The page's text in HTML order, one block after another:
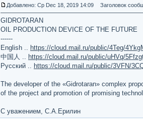
Добавлено: Ср Dec 18, 2019 14:09 Заголовок
GIDROTARAN
OIL PRODUCTION DEVICE OF THE FUTURE
------
English .. https://cloud.mail.ru/public/4Teg/
中国人 .. https://cloud.mail.ru/public/uHVq/
Русский .. https://cloud.mail.ru/public/3VFN/
The developer of the «Gidrotaran» complex
of the project and promotion of promising
С уважением, С.А.Ерилин